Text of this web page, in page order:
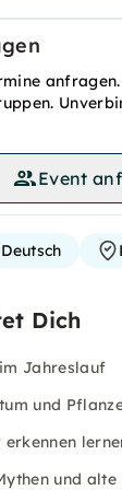
Event
Deutsch
Dich
Jahreslauf
und
und alte